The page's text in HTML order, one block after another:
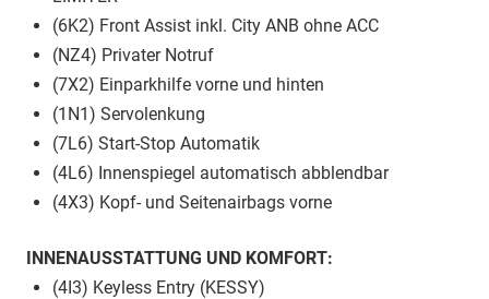
(6K2) Front Assist inkl. City ANB ohne ACC
(NZ4) Privater Notruf
(7X2) Einparkhilfe vorne und hinten
(1N1) Servolenkung
(7L6) Start-Stop Automatik
(4L6) Innenspiegel automatisch abblendbar
(4X3) Kopf- und Seitenairbags vorne
INNENAUSSTATTUNG UND KOMFORT:
(4I3) Keyless Entry (KESSY)